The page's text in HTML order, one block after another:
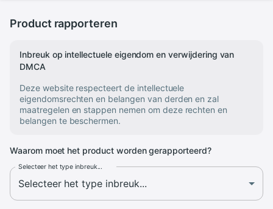
Product rapporteren
Inbreuk op intellectuele eigendom en verwijdering van
DMCA
Deze website respecteert de intellectuele
eigendomsrechten en belangen van derden en zal
maatregelen en stappen nemen om deze rechten en
belangen te beschermen.
Waarom moet het product worden gerapporteerd?
Selecteer het type inbreuk...